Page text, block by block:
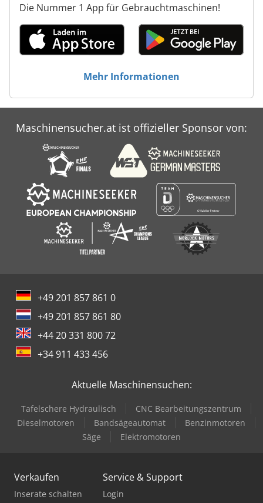
Die Nummer 1 App für Gebrauchtmaschinen!
Mehr Informationen
Maschinensucher.at ist offizieller Sponsor von:
+49 201 857 861 0
+49 201 857 861 80
+44 20 331 800 72
+34 911 433 456
Aktuelle Maschinensuchen:
Tafelschere Hydraulisch
CNC Bearbeitungszentrum
Dieselmotoren
Bandsägeautomat
Benzinmotoren
Säge
Elektromotoren
Verkaufen
Inserate schalten
Service & Support
Login